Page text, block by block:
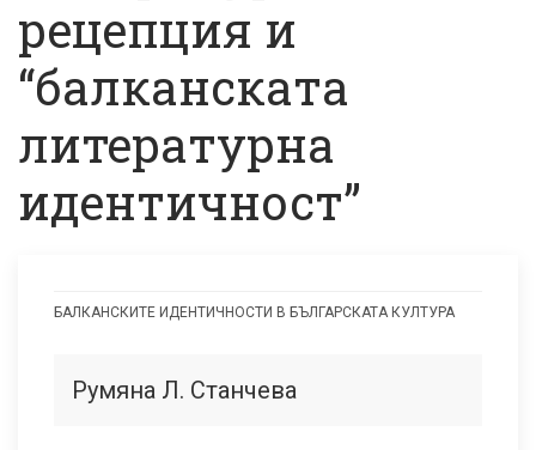
рецепция и
“балканската
литературна
идентичност”
рецепция
БАЛКАНСКИТЕ ИДЕНТИЧНОСТИ В БЪЛГАРСКАТА КУЛТУРА
Румяна Л. Станчева